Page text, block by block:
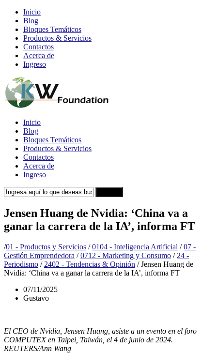
Inicio
Blog
Bloques Temáticos
Productos & Servicios
Contactos
Acerca de
Ingreso
Inicio
Blog
Bloques Temáticos
Productos & Servicios
Contactos
Acerca de
Ingreso
Jensen Huang de Nvidia: ‘China va a
ganar la carrera de la IA’, informa FT
/01 - Productos y Servicios / 0104 - Inteligencia Artificial / 07 -
Gestión Emprendedora / 0712 - Marketing y Consumo / 24 -
Periodismo / 2402 - Tendencias & Opinión /Jensen Huang de
Nvidia: ‘China va a ganar la carrera de la IA’, informa FT
07/11/2025
Gustavo
El CEO de Nvidia, Jensen Huang, asiste a un evento en el foro
COMPUTEX en Taipei, Taiwán, el 4 de junio de 2024.
REUTERS/Ann Wang